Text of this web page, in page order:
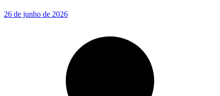
26 de junho de 2026